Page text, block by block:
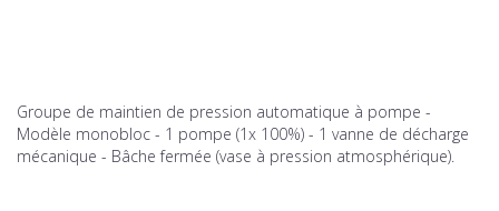
Groupe de maintien de pression automatique à pompe -
Modèle monobloc - 1 pompe (1x 100%) - 1 vanne de décharge
mécanique - Bâche fermée (vase à pression atmosphérique).